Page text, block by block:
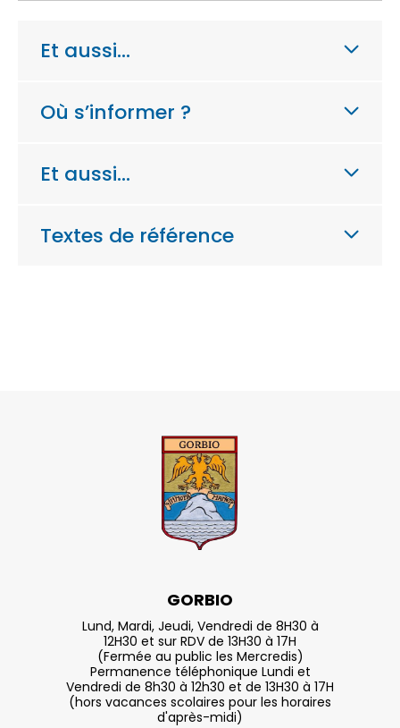
Et aussi…
Où s’informer ?
Et aussi…
Textes de référence
GORBIO
Lund, Mardi, Jeudi, Vendredi de 8H30 à
12H30 et sur RDV de 13H30 à 17H
(Fermée au public les Mercredis)
Permanence téléphonique Lundi et
Vendredi de 8h30 à 12h30 et de 13H30 à 17H
(hors vacances scolaires pour les horaires
d'après-midi)